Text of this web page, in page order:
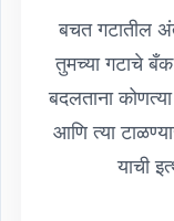
बचत गटातील
तुमच्या गटाचे
बदलताना
आणि त्या
याची